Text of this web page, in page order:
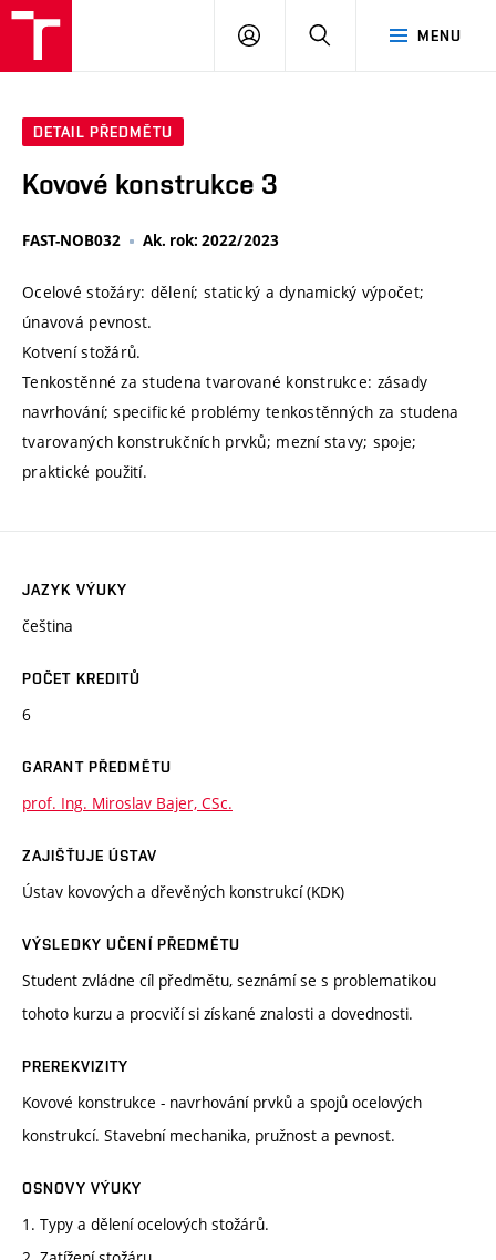
MENU
PŘIHLÁSIT
DETAIL PŘEDMĚTU
Kovové konstrukce 3
FAST-NOB032 Ak. rok: 2022/2023
Ocelové stožáry: dělení; statický a dynamický výpočet;
únavová pevnost.
Kotvení stožárů.
Tenkostěnné za studena tvarované konstrukce: zásady
navrhování; specifické problémy tenkostěnných za studena
tvarovaných konstrukčních prvků; mezní stavy; spoje;
praktické použití.
JAZYK VÝUKY
čeština
POČET KREDITŮ
6
GARANT PŘEDMĚTU
prof. Ing. Miroslav Bajer, CSc.
ZAJIŠŤUJE ÚSTAV
Ústav kovových a dřevěných konstrukcí (KDK)
VÝSLEDKY UČENÍ PŘEDMĚTU
Student zvládne cíl předmětu, seznámí se s problematikou
tohoto kurzu a procvičí si získané znalosti a dovednosti.
PREREKVIZITY
Kovové konstrukce - navrhování prvků a spojů ocelových
konstrukcí. Stavební mechanika, pružnost a pevnost.
OSNOVY VÝUKY
1. Typy a dělení ocelových stožárů.